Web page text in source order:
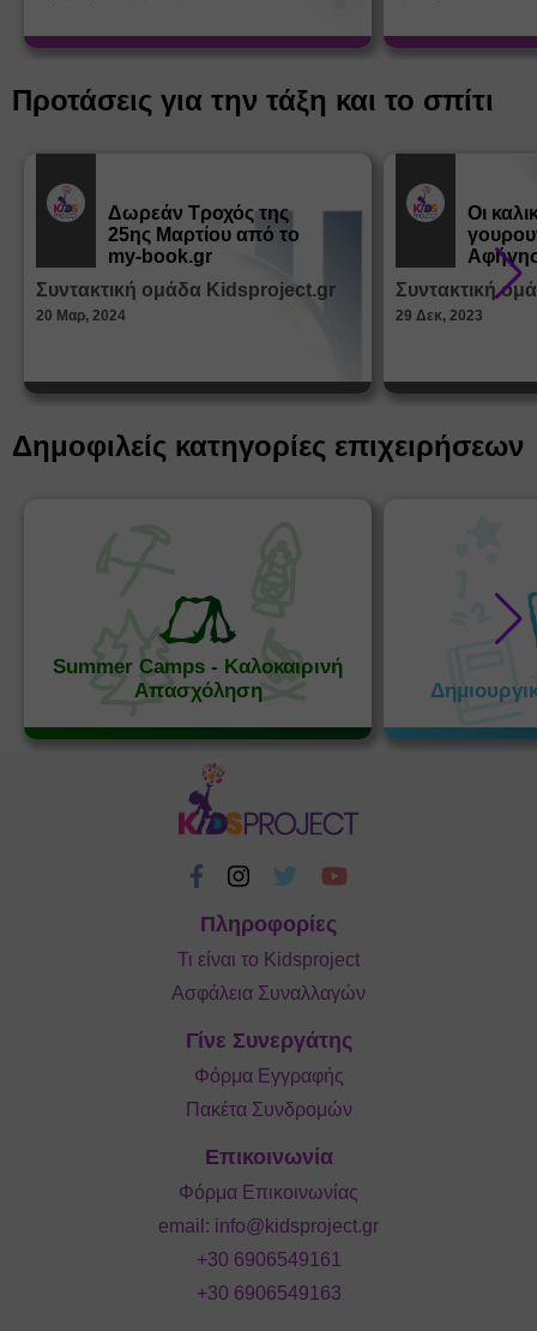
Προτάσεις για την τάξη και το σπίτι
Δωρεάν Tροχός της
25ης Μαρτίου από το
my-book.gr
Συντακτική ομάδα Kidsproject.gr
20 Μαρ, 2024
Οι
από τα
Συντακτική
29 Δεκ, 2023
Δημοφιλείς κατηγορίες επιχειρήσεων
Summer Camps - Καλοκαιρινή
Απασχόληση
Πληροφορίες
Τι είναι το Kidsproject
Ασφάλεια Συναλλαγών
Γίνε Συνεργάτης
Φόρμα Εγγραφής
Πακέτα Συνδρομών
Επικοινωνία
Φόρμα Επικοινωνίας
email: info@kidsproject.gr
+30 6906549161
+30 6906549163